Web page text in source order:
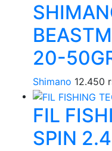
20-
Shimano 12.450
FIL
SPIN